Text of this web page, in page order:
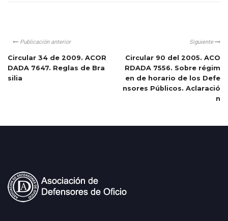
Publicación anterior
Circular 34 de 2009. ACOR
DADA 7647. Reglas de Bra
silia
Siguiente
Circular 90 del 2005. ACO
RDADA 7556. Sobre régim
en de horario de los Defe
nsores Públicos. Aclaració
n